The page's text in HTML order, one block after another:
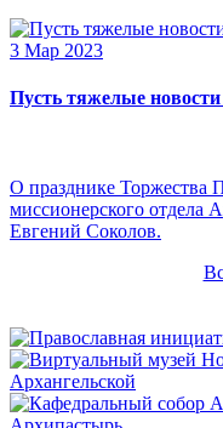
3 Мар 2023
Пусть тяжелые новости
О празднике Торжества
миссионерского отдела
Евгений Соколов.